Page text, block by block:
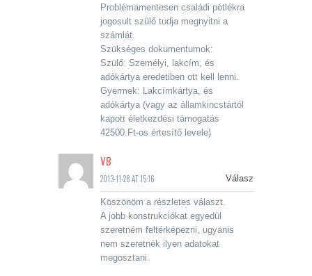
Problémamentesen családi pótlékra
jogosult szülő tudja megnyitni a
számlát.
Szükséges dokumentumok:
Szülő: Személyi, lakcím, és
adókártya eredetiben ott kell lenni.
Gyermek: Lakcímkártya, és
adókártya (vagy az államkincstártól
kapott életkezdési támogatás
42500.Ft-os értesítő levele)
VB
2013-11-28 AT 15:16 Válasz
Köszönöm a részletes választ.
A jobb konstrukciókat egyedül
szeretném feltérképezni, ugyanis
nem szeretnék ilyen adatokat
megosztani.